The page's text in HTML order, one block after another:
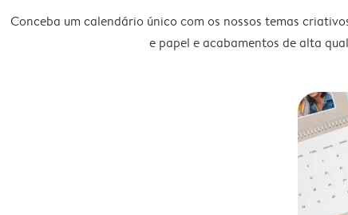
Conceba um calendário único com os nossos temas
e papel e acabamentos de alta